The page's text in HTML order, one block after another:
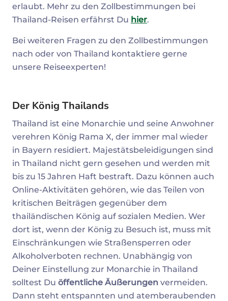
erlaubt. Mehr zu den Zollbestimmungen bei
Thailand-Reisen erfährst Du hier.
Bei weiteren Fragen zu den Zollbestimmungen
nach oder von Thailand kontaktiere gerne
unsere Reiseexperten!
Der König Thailands
Thailand ist eine Monarchie und seine Anwohner
verehren König Rama X, der immer mal wieder
in Bayern residiert. Majestätsbeleidigungen sind
in Thailand nicht gern gesehen und werden mit
bis zu 15 Jahren Haft bestraft. Dazu können auch
Online-Aktivitäten gehören, wie das Teilen von
kritischen Beiträgen gegenüber dem
thailändischen König auf sozialen Medien. Wer
dort ist, wenn der König zu Besuch ist, muss mit
Einschränkungen wie Straßensperren oder
Alkoholverboten rechnen. Unabhängig von
Deiner Einstellung zur Monarchie in Thailand
solltest Du öffentliche Äußerungen vermeiden.
Dann steht entspannten und atemberaubenden